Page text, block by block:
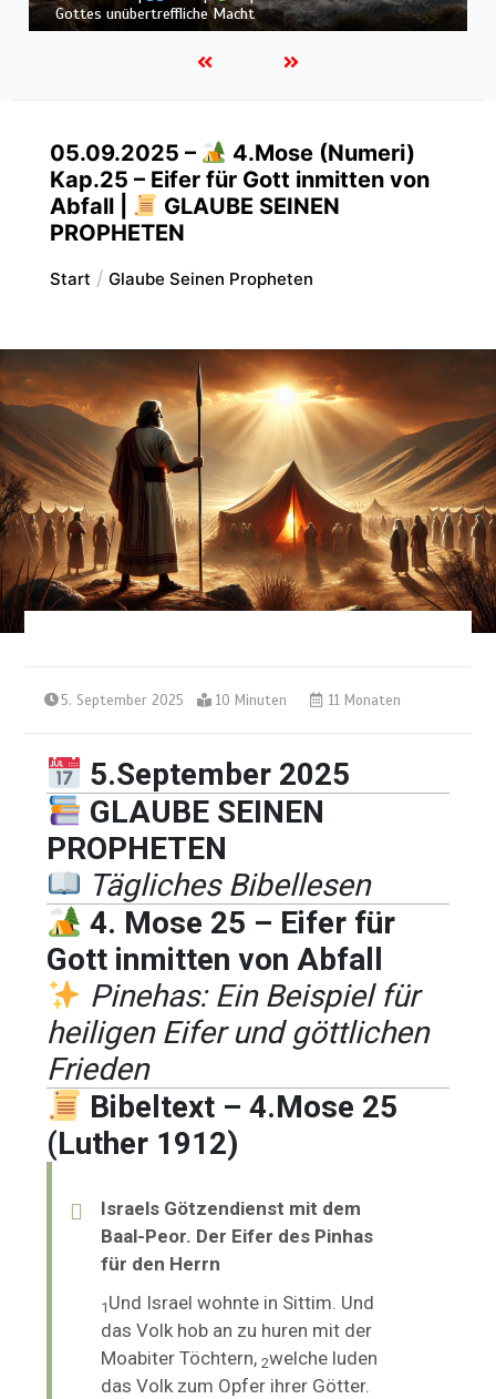
allmächtigen Gott
05.09.2025 –
4.Mose (Numeri)
Kap.25 – Eifer für Gott inmitten von
Abfall |
GLAUBE SEINEN
PROPHETEN
Start Glaube Seinen Propheten
5. September 2025 10 Minuten 11 Monaten
5.September 2025
GLAUBE SEINEN
PROPHETEN
Tägliches Bibellesen
4. Mose 25 – Eifer für
Gott inmitten von Abfall
Pinehas: Ein Beispiel für
heiligen Eifer und göttlichen
Frieden
Bibeltext – 4.Mose 25
(Luther 1912)
Israels Götzendienst mit dem
Baal-Peor. Der Eifer des Pinhas
für den Herrn
1 Und Israel wohnte in Sittim. Und
das Volk hob an zu huren mit der
Moabiter Töchtern,2welche luden
dasVolk zum Opfer ihrer Götter.